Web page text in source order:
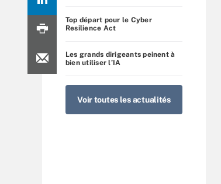
Top départ pour le Cyber
Resilience Act
Les grands dirigeants peinent à
bien utiliser l’IA
Voir toutes les actualités